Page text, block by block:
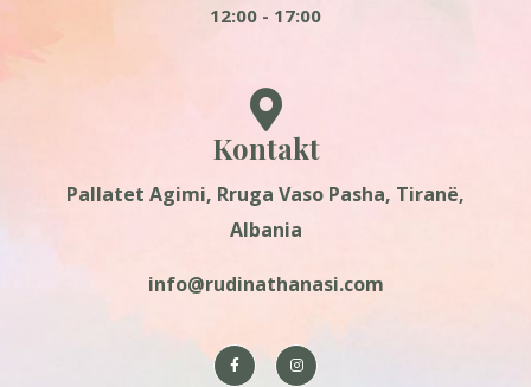
12:00 - 17:00
Kontakt
Pallatet Agimi, Rruga Vaso Pasha, Tiranë,
Albania
info@rudinathanasi.com